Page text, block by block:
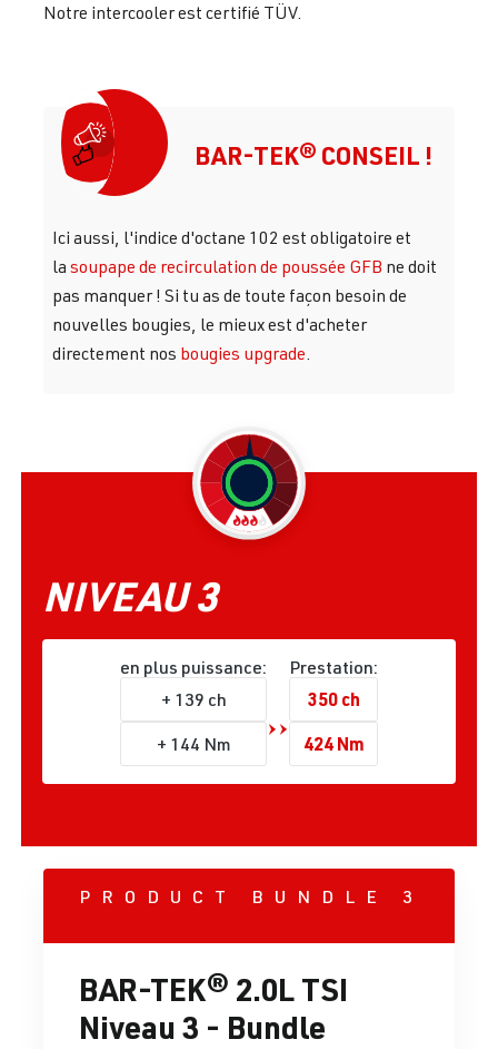
Notre intercooler est certifié TÜV.
BAR-TEK® CONSEIL !
Ici aussi, l'indice d'octane 102 est obligatoire et
la soupape de recirculation de poussée GFB ne doit
pas manquer ! Si tu as de toute façon besoin de
nouvelles bougies, le mieux est d'acheter
directement nos bougies upgrade.
NIVEAU 3
en plus puissance:
+ 139 ch
+ 144 Nm
Prestation:
350 ch
424 Nm
PRODUCT BUNDLE 3
BAR-TEK® 2.0L TSI
Niveau 3 - Bundle